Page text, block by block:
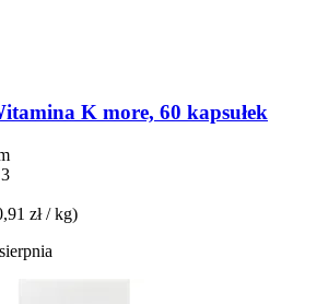
K more, 60 kapsułek
zł / kg)